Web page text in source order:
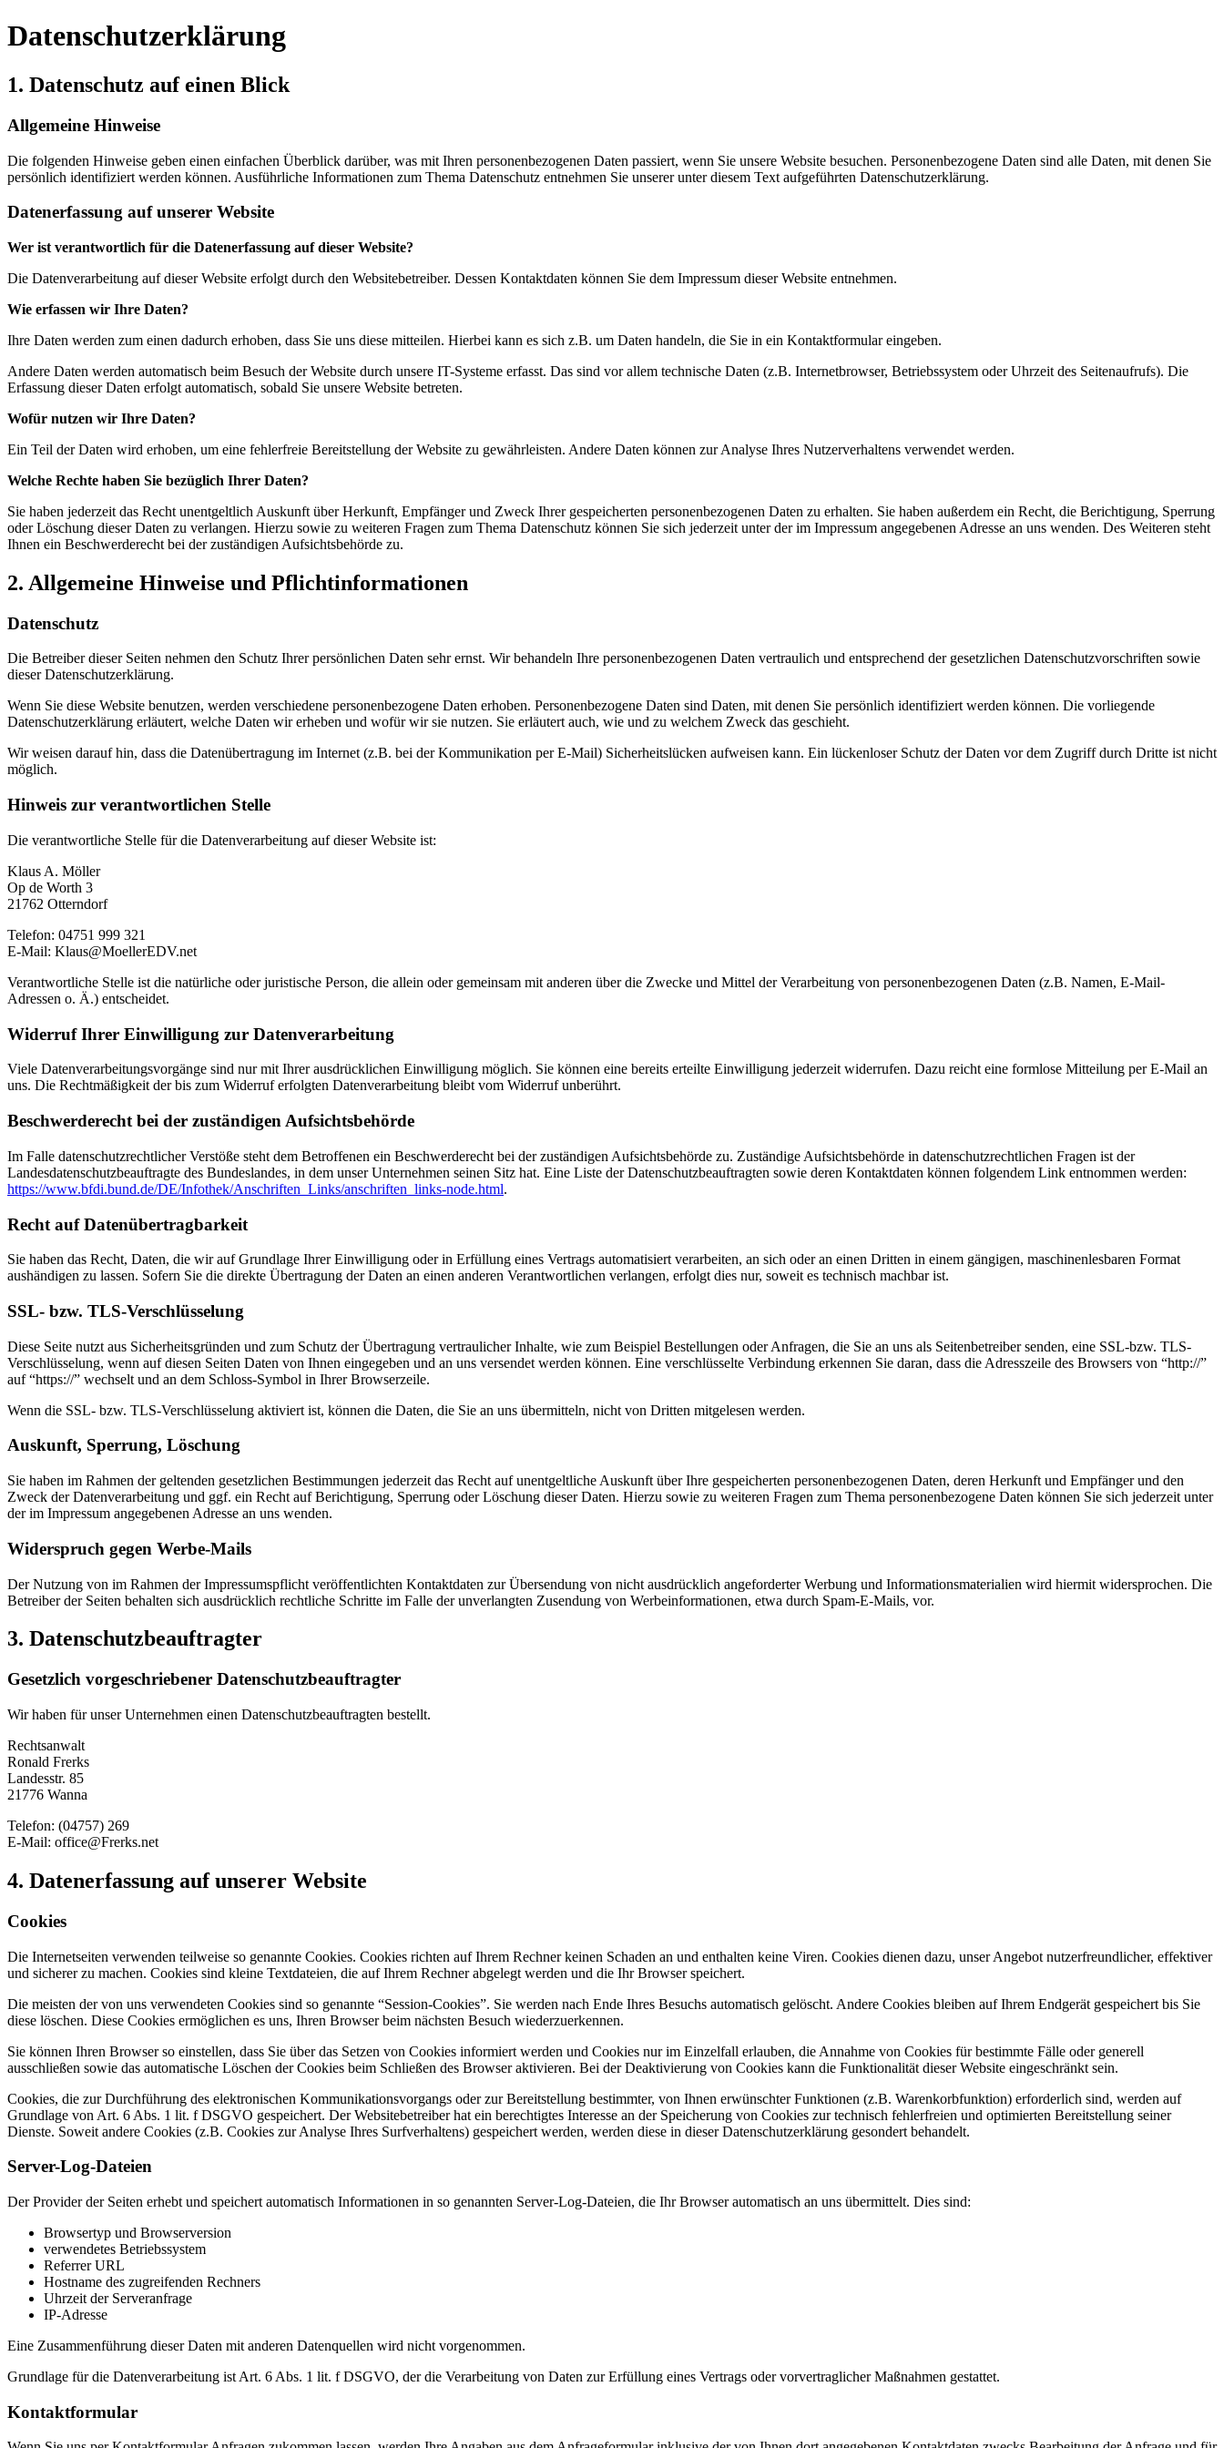
Datenschutzerklärung
1. Datenschutz auf einen Blick
Allgemeine Hinweise
Die folgenden Hinweise geben einen einfachen Überblick darüber, was mit Ihren personenbezogenen Daten passiert, wenn Sie unsere Website besuchen. Personenbezogene Daten sind alle Daten, mit denen Sie
persönlich identifiziert werden können. Ausführliche Informationen zum Thema Datenschutz entnehmen Sie unserer unter diesem Text aufgeführten Datenschutzerklärung.
Datenerfassung auf unserer Website
Wer ist verantwortlich für die Datenerfassung auf dieser Website?
Die Datenverarbeitung auf dieser Website erfolgt durch den Websitebetreiber. Dessen Kontaktdaten können Sie dem Impressum dieser Website entnehmen.
Wie erfassen wir Ihre Daten?
Ihre Daten werden zum einen dadurch erhoben, dass Sie uns diese mitteilen. Hierbei kann es sich z.B. um Daten handeln, die Sie in ein Kontaktformular eingeben.
Andere Daten werden automatisch beim Besuch der Website durch unsere IT-Systeme erfasst. Das sind vor allem technische Daten (z.B. Internetbrowser, Betriebssystem oder Uhrzeit des Seitenaufrufs). Die
Erfassung dieser Daten erfolgt automatisch, sobald Sie unsere Website betreten.
Wofür nutzen wir Ihre Daten?
Ein Teil der Daten wird erhoben, um eine fehlerfreie Bereitstellung der Website zu gewährleisten. Andere Daten können zur Analyse Ihres Nutzerverhaltens verwendet werden.
Welche Rechte haben Sie bezüglich Ihrer Daten?
Sie haben jederzeit das Recht unentgeltlich Auskunft über Herkunft, Empfänger und Zweck Ihrer gespeicherten personenbezogenen Daten zu erhalten. Sie haben außerdem ein Recht, die Berichtigung, Sperrung
oder Löschung dieser Daten zu verlangen. Hierzu sowie zu weiteren Fragen zum Thema Datenschutz können Sie sich jederzeit unter der im Impressum angegebenen Adresse an uns wenden. Des Weiteren steht
Ihnen ein Beschwerderecht bei der zuständigen Aufsichtsbehörde zu.
2. Allgemeine Hinweise und Pflichtinformationen
Datenschutz
Die Betreiber dieser Seiten nehmen den Schutz Ihrer persönlichen Daten sehr ernst. Wir behandeln Ihre personenbezogenen Daten vertraulich und entsprechend der gesetzlichen Datenschutzvorschriften sowie
dieser Datenschutzerklärung.
Wenn Sie diese Website benutzen, werden verschiedene personenbezogene Daten erhoben. Personenbezogene Daten sind Daten, mit denen Sie persönlich identifiziert werden können. Die vorliegende
Datenschutzerklärung erläutert, welche Daten wir erheben und wofür wir sie nutzen. Sie erläutert auch, wie und zu welchem Zweck das geschieht.
Wir weisen darauf hin, dass die Datenübertragung im Internet (z.B. bei der Kommunikation per E-Mail) Sicherheitslücken aufweisen kann. Ein lückenloser Schutz der Daten vor dem Zugriff durch Dritte ist nicht
möglich.
Hinweis zur verantwortlichen Stelle
Die verantwortliche Stelle für die Datenverarbeitung auf dieser Website ist:
Klaus A. Möller
Op de Worth 3
21762 Otterndorf
Telefon: 04751 999 321
E-Mail: Klaus@MoellerEDV.net
Verantwortliche Stelle ist die natürliche oder juristische Person, die allein oder gemeinsam mit anderen über die Zwecke und Mittel der Verarbeitung von personenbezogenen Daten (z.B. Namen, E-Mail-
Adressen o. Ä.) entscheidet.
Widerruf Ihrer Einwilligung zur Datenverarbeitung
Viele Datenverarbeitungsvorgänge sind nur mit Ihrer ausdrücklichen Einwilligung möglich. Sie können eine bereits erteilte Einwilligung jederzeit widerrufen. Dazu reicht eine formlose Mitteilung per E-Mail an
uns. Die Rechtmäßigkeit der bis zum Widerruf erfolgten Datenverarbeitung bleibt vom Widerruf unberührt.
Beschwerderecht bei der zuständigen Aufsichtsbehörde
Im Falle datenschutzrechtlicher Verstöße steht dem Betroffenen ein Beschwerderecht bei der zuständigen Aufsichtsbehörde zu. Zuständige Aufsichtsbehörde in datenschutzrechtlichen Fragen ist der
Landesdatenschutzbeauftragte des Bundeslandes, in dem unser Unternehmen seinen Sitz hat. Eine Liste der Datenschutzbeauftragten sowie deren Kontaktdaten können folgendem Link entnommen werden:
https://www.bfdi.bund.de/DE/Infothek/Anschriften_Links/anschriften_links-node.html.
Recht auf Datenübertragbarkeit
Sie haben das Recht, Daten, die wir auf Grundlage Ihrer Einwilligung oder in Erfüllung eines Vertrags automatisiert verarbeiten, an sich oder an einen Dritten in einem gängigen, maschinenlesbaren Format
aushändigen zu lassen. Sofern Sie die direkte Übertragung der Daten an einen anderen Verantwortlichen verlangen, erfolgt dies nur, soweit es technisch machbar ist.
SSL- bzw. TLS-Verschlüsselung
Diese Seite nutzt aus Sicherheitsgründen und zum Schutz der Übertragung vertraulicher Inhalte, wie zum Beispiel Bestellungen oder Anfragen, die Sie an uns als Seitenbetreiber senden, eine SSL-bzw. TLS-
Verschlüsselung, wenn auf diesen Seiten Daten von Ihnen eingegeben und an uns versendet werden können. Eine verschlüsselte Verbindung erkennen Sie daran, dass die Adresszeile des Browsers von “http://”
auf “https://” wechselt und an dem Schloss-Symbol in Ihrer Browserzeile.
Wenn die SSL- bzw. TLS-Verschlüsselung aktiviert ist, können die Daten, die Sie an uns übermitteln, nicht von Dritten mitgelesen werden.
Auskunft, Sperrung, Löschung
Sie haben im Rahmen der geltenden gesetzlichen Bestimmungen jederzeit das Recht auf unentgeltliche Auskunft über Ihre gespeicherten personenbezogenen Daten, deren Herkunft und Empfänger und den
Zweck der Datenverarbeitung und ggf. ein Recht auf Berichtigung, Sperrung oder Löschung dieser Daten. Hierzu sowie zu weiteren Fragen zum Thema personenbezogene Daten können Sie sich jederzeit unter
der im Impressum angegebenen Adresse an uns wenden.
Widerspruch gegen Werbe-Mails
Der Nutzung von im Rahmen der Impressumspflicht veröffentlichten Kontaktdaten zur Übersendung von nicht ausdrücklich angeforderter Werbung und Informationsmaterialien wird hiermit widersprochen. Die
Betreiber der Seiten behalten sich ausdrücklich rechtliche Schritte im Falle der unverlangten Zusendung von Werbeinformationen, etwa durch Spam-E-Mails, vor.
3. Datenschutzbeauftragter
Gesetzlich vorgeschriebener Datenschutzbeauftragter
Wir haben für unser Unternehmen einen Datenschutzbeauftragten bestellt.
Rechtsanwalt
Ronald Frerks
Landesstr. 85
21776 Wanna
Telefon: (04757) 269
E-Mail: office@Frerks.net
4. Datenerfassung auf unserer Website
Cookies
Die Internetseiten verwenden teilweise so genannte Cookies. Cookies richten auf Ihrem Rechner keinen Schaden an und enthalten keine Viren. Cookies dienen dazu, unser Angebot nutzerfreundlicher, effektiver
und sicherer zu machen. Cookies sind kleine Textdateien, die auf Ihrem Rechner abgelegt werden und die Ihr Browser speichert.
Die meisten der von uns verwendeten Cookies sind so genannte “Session-Cookies”. Sie werden nach Ende Ihres Besuchs automatisch gelöscht. Andere Cookies bleiben auf Ihrem Endgerät gespeichert bis Sie
diese löschen. Diese Cookies ermöglichen es uns, Ihren Browser beim nächsten Besuch wiederzuerkennen.
Sie können Ihren Browser so einstellen, dass Sie über das Setzen von Cookies informiert werden und Cookies nur im Einzelfall erlauben, die Annahme von Cookies für bestimmte Fälle oder generell
ausschließen sowie das automatische Löschen der Cookies beim Schließen des Browser aktivieren. Bei der Deaktivierung von Cookies kann die Funktionalität dieser Website eingeschränkt sein.
Cookies, die zur Durchführung des elektronischen Kommunikationsvorgangs oder zur Bereitstellung bestimmter, von Ihnen erwünschter Funktionen (z.B. Warenkorbfunktion) erforderlich sind, werden auf
Grundlage von Art. 6 Abs. 1 lit. f DSGVO gespeichert. Der Websitebetreiber hat ein berechtigtes Interesse an der Speicherung von Cookies zur technisch fehlerfreien und optimierten Bereitstellung seiner
Dienste. Soweit andere Cookies (z.B. Cookies zur Analyse Ihres Surfverhaltens) gespeichert werden, werden diese in dieser Datenschutzerklärung gesondert behandelt.
Server-Log-Dateien
Der Provider der Seiten erhebt und speichert automatisch Informationen in so genannten Server-Log-Dateien, die Ihr Browser automatisch an uns übermittelt. Dies sind:
Browsertyp und Browserversion
verwendetes Betriebssystem
Referrer URL
Hostname des zugreifenden Rechners
Uhrzeit der Serveranfrage
IP-Adresse
Eine Zusammenführung dieser Daten mit anderen Datenquellen wird nicht vorgenommen.
Grundlage für die Datenverarbeitung ist Art. 6 Abs. 1 lit. f DSGVO, der die Verarbeitung von Daten zur Erfüllung eines Vertrags oder vorvertraglicher Maßnahmen gestattet.
Kontaktformular